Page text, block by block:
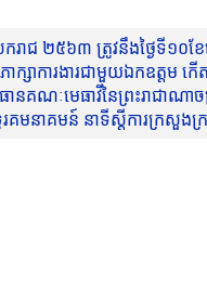
ជ ២៥៦៣ ត្រូវនឹងថ្ងៃទី១០ខ
ការងារជាមួយឯកឧត្តម កើ
គណៈមេធាវីនៃព្រះរាជាណ
រគមនាគមន៍ នាទីស្តីការក្រ